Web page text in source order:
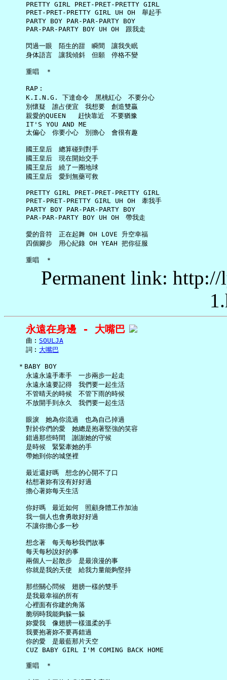
     PRETTY GIRL PRET-PRET-PRETTY GIRL
     PRET-PRET-PRETTY GIRL UH OH　舉起手
     PARTY BOY PAR-PAR-PARTY BOY
     PAR-PAR-PARTY BOY UH OH　跟我走
     閃過一眼　陌生的甜　瞬間　讓我失眠
     身体語言　讓我傾斜　但願　停格不變
     重唱　＊
     RAP︰
     K.I.N.G. 下達命令　黑桃紅心　不要分心
     別懷疑　誰占便宜　我想要　創造雙贏
     親愛的QUEEN   赶快靠近　不要猶豫
     IT'S YOU AND ME
     太偏心　你要小心　別擔心　會很有趣
     國王皇后　總算碰到對手
     國王皇后　現在開始交手
     國王皇后　繞了一圈地球
     國王皇后　愛到無藥可救
     PRETTY GIRL PRET-PRET-PRETTY GIRL
     PRET-PRET-PRETTY GIRL UH OH　牽我手
     PARTY BOY PAR-PAR-PARTY BOY
     PAR-PAR-PARTY BOY UH OH　帶我走
     愛的音符　正在起舞 OH LOVE 升空幸福
     四個腳步　用心紀錄 OH YEAH 把你征服
Permanent link:
永遠在身邊 - 大嘴巴
     曲︰
SOULJA
     詞︰
大嘴巴
   ＊BABY BOY
     永遠永遠手牽手　一步兩步一起走
     永遠永遠要記得　我們要一起生活
     不管晴天的時候　不管下雨的時候
     不放開手到永久　我們要一起生活
     眼淚　她為你流過　也為自己掉過
     對於你們的愛　她總是抱著堅強的笑容
     錯過那些時間　謝謝她的守候
     是時候　緊緊牽她的手
     帶她到你的城堡裡
     最近還好嗎　想念的心開不了口
     枯想著妳有沒有好好過
     擔心著妳每天生活
     你好嗎　最近如何　照顧身體工作加油
     我一個人也會勇敢好好過
     不讓你擔心多一秒
     想念著　每天每秒我們故事
     每天每秒說好的事
     兩個人一起散步　是最浪漫的事
     你就是我的天使　給我力量能夠堅持
     那些關心問候　翅膀一樣的雙手
     是我最幸福的所有
     心裡面有你建的角落
     脆弱時我能夠躲一躲
     妳愛我　像翅膀一樣溫柔的手
     我要抱著妳不要再錯過
     你的愛　是最藍那片天空
     CUZ BABY GIRL I'M COMING BACK HOME
     重唱　＊